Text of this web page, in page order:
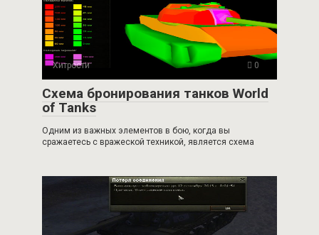
Хитрости 0
Схема бронирования танков World
of Tanks
Одним из важных элементов в бою, когда вы
сражаетесь с вражеской техникой, является схема